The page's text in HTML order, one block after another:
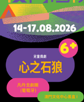
美高梅中國收購母企
擴大大中華文旅布局
03/07/2026